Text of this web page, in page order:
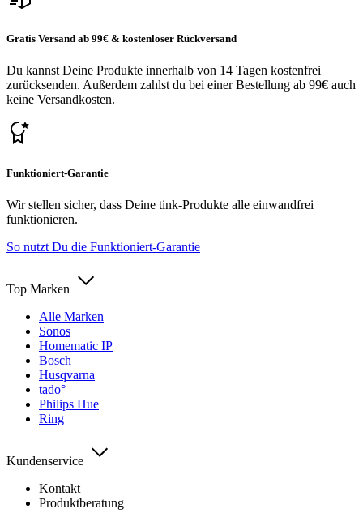
Gratis Versand ab 99€ & kostenloser Rückversand
Du kannst Deine Produkte innerhalb von 14 Tagen kostenfrei
zurücksenden. Außerdem zahlst du bei einer Bestellung ab 99€ auch
keine Versandkosten.
Funktioniert-Garantie
Wir stellen sicher, dass Deine tink-Produkte alle einwandfrei
funktionieren.
So nutzt Du die Funktioniert-Garantie
Top Marken
Alle Marken
Sonos
Homematic IP
Bosch
Husqvarna
tado°
Philips Hue
Ring
Kundenservice
Kontakt
Produktberatung